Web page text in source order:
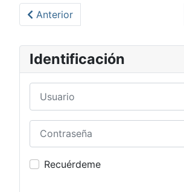
Artículo anterior: Mantenimiento
Anterior
Identificación
Recuérdeme